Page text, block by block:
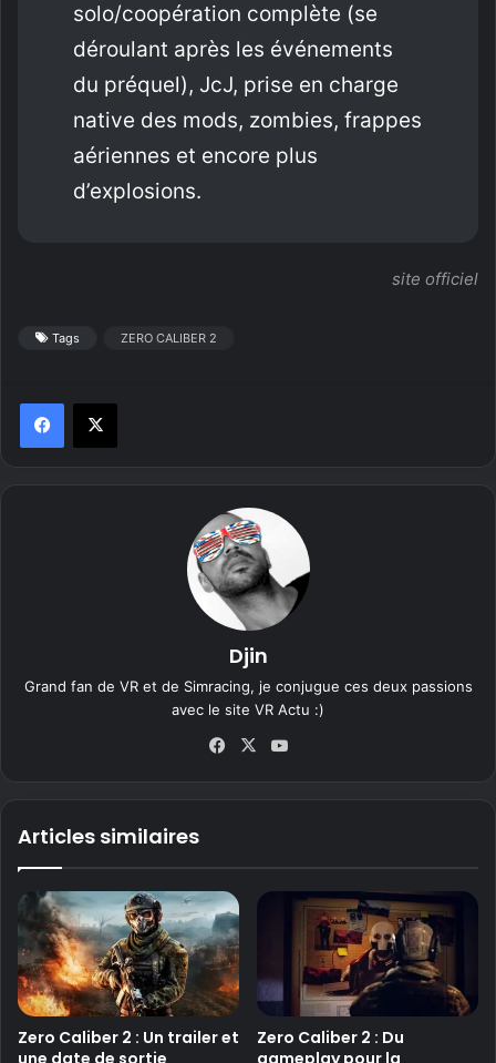
solo/coopération complète (se
déroulant après les événements
du préquel), JcJ, prise en charge
native des mods, zombies, frappes
aériennes et encore plus
d’explosions.
site officiel
Tags ZERO CALIBER 2
Djin
Grand fan de VR et de Simracing, je conjugue ces deux passions
avec le site VR Actu :)
Fa
X
Articles similaires
Zero Caliber 2 : Un trailer et
Zero Caliber 2 : Du